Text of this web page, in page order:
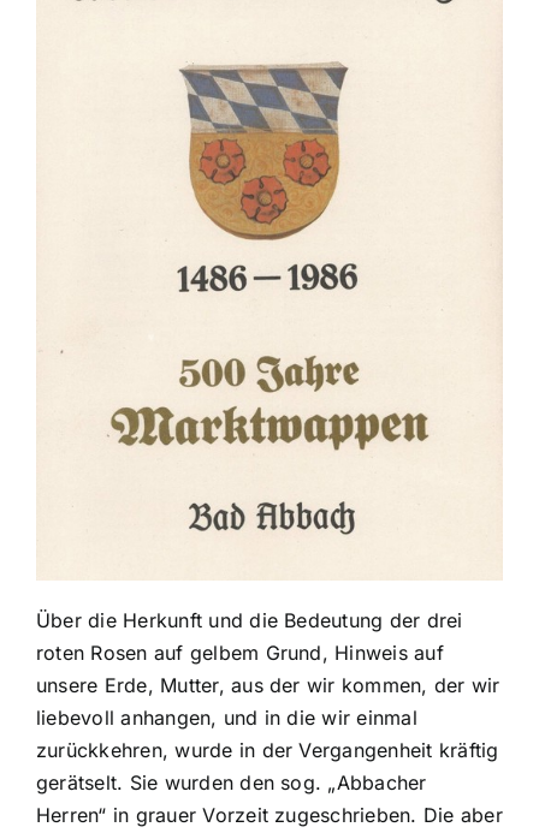
Über die Herkunft und die Bedeutung der drei
roten Rosen auf gelbem Grund, Hinweis auf
unsere Erde, Mutter, aus der wir kommen, der wir
liebevoll anhangen, und in die wir einmal
zurückkehren, wurde in der Vergangenheit kräftig
gerätselt. Sie wurden den sog. „Abbacher
Herren“ in grauer Vorzeit zugeschrieben. Die aber